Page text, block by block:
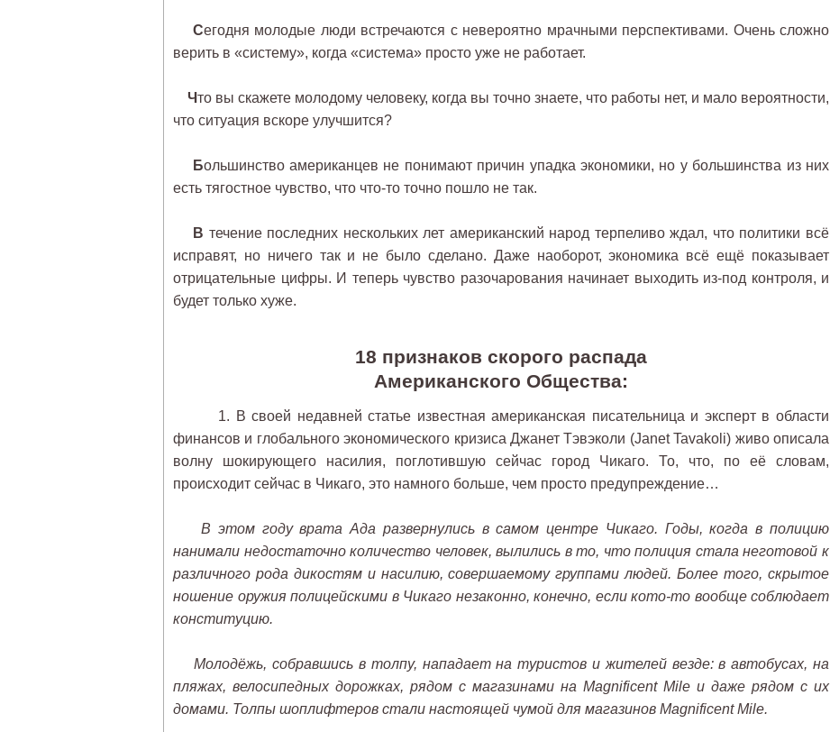
Сегодня молодые люди встречаются с невероятно мрачными перспективами. Очень сложно
верить в «систему», когда «система» просто уже не работает.
Что вы скажете молодому человеку, когда вы точно знаете, что работы нет, и мало вероятности,
что ситуация вскоре улучшится?
Большинство американцев не понимают причин упадка экономики, но у большинства из них
есть тягостное чувство, что что-то точно пошло не так.
В течение последних нескольких лет американский народ терпеливо ждал, что политики всё
исправят, но ничего так и не было сделано. Даже наоборот, экономика всё ещё показывает
отрицательные цифры. И теперь чувство разочарования начинает выходить из-под контроля, и
будет только хуже.
18 признаков скорого распада
Американского Общества:
1. В своей недавней статье известная американская писательница и эксперт в области
финансов и глобального экономического кризиса Джанет Тэвэколи (Janet Tavakoli) живо описала
волну шокирующего насилия, поглотившую сейчас город Чикаго. То, что, по её словам,
происходит сейчас в Чикаго, это намного больше, чем просто предупреждение…
В этом году врата Ада развернулись в самом центре Чикаго. Годы, когда в полицию
нанимали недостаточно количество человек, вылились в то, что полиция стала неготовой к
различного рода дикостям и насилию, совершаемому группами людей. Более того, скрытое
ношение оружия полицейскими в Чикаго незаконно, конечно, если кото-то вообще соблюдает
конституцию.
Молодёжь, собравшись в толпу, нападает на туристов и жителей везде: в автобусах, на
пляжах, велосипедных дорожках, рядом с магазинами на Magnificent Mile и даже рядом с их
домами. Толпы шоплифтеров стали настоящей чумой для магазинов Magnificent Mile.